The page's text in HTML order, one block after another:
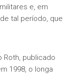
e, em
tal período, que
Roth, publicado
1998, o longa